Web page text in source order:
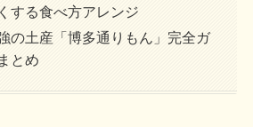
する食べ方アレンジ
の土産「博多通りもん」完全ガ
とめ